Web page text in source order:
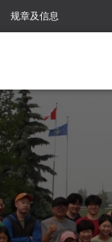
规章及信息